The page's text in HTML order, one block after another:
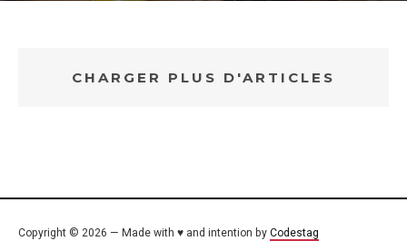
CHARGER PLUS D'ARTICLES
Copyright © 2026 — Made with ♥ and intention by Codestag